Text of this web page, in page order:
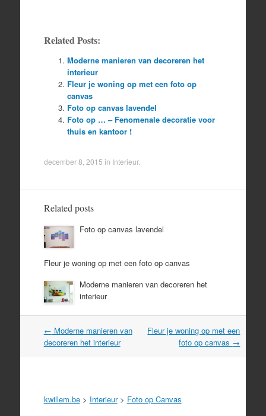
Related Posts:
Moderne manieren van decoreren het
interieur
Fleur je woning op met een foto op
canvas
Foto op canvas lavendel
Foto op … – Fenomenale decoratie voor
thuis en kantoor !
december 8, 2015 in Interieur.
Related posts
Foto op canvas lavendel
Fleur je woning op met een foto op canvas
Moderne manieren van decoreren het
interieur
Post
navigation
← Moderne manieren van
decoreren het interieur
Fleur je woning op met een
foto op canvas →
kwillem.be> Interieur> Foto op Canvas